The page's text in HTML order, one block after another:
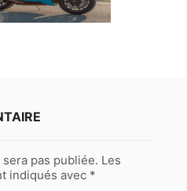
pas publiée. Les
indiqués avec *